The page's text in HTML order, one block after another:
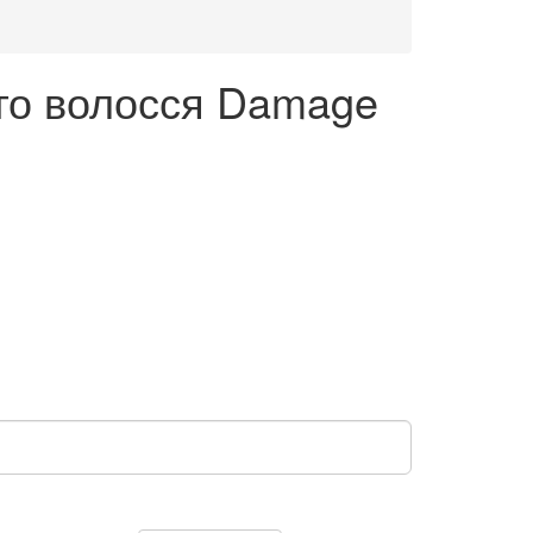
волосся Damage